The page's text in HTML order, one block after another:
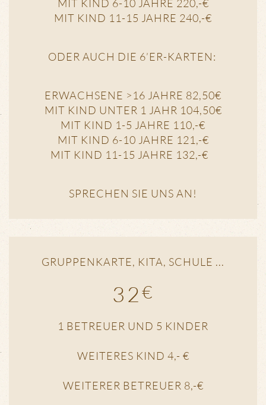
MIT KIND 6-10 JAHRE 220,-€
MIT KIND 11-15 JAHRE 240,-€
ODER AUCH DIE 6’ER-KARTEN:
ERWACHSENE >16 JAHRE 82,50€
MIT KIND UNTER 1 JAHR 104,50€
MIT KIND 1-5 JAHRE 110,-€
MIT KIND 6-10 JAHRE 121,-€
MIT KIND 11-15 JAHRE 132,-€
SPRECHEN SIE UNS AN!
GRUPPENKARTE, KITA, SCHULE ...
32€
1 BETREUER UND 5 KINDER
WEITERES KIND 4,- €
WEITERER BETREUER 8,-€